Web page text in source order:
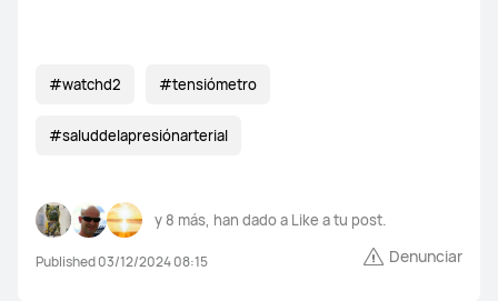
#watchd2 #tensiómetro
#saluddelapresiónarterial
y 8 más, han dado a Like a tu post.
Published 03/12/2024 08:15 Denunciar